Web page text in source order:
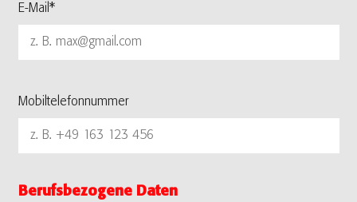
E-Mail*
Mobiltelefonnummer
Berufsbezogene Daten